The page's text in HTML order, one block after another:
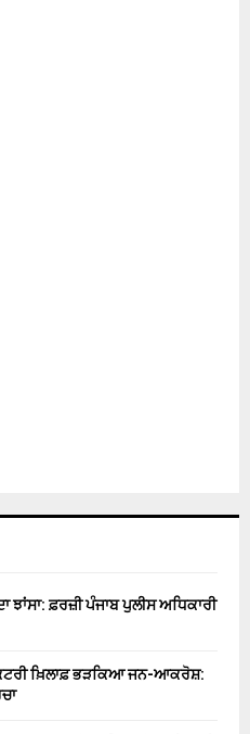
ਫ਼ਰਜ਼ੀ ਪੰਜਾਬ ਪੁਲੀਸ ਅਧਿਕਾਰੀ
ਖ਼ਿਲਾਫ਼ ਭੜਕਿਆ ਜਨ-ਆਕਰੋਸ਼: